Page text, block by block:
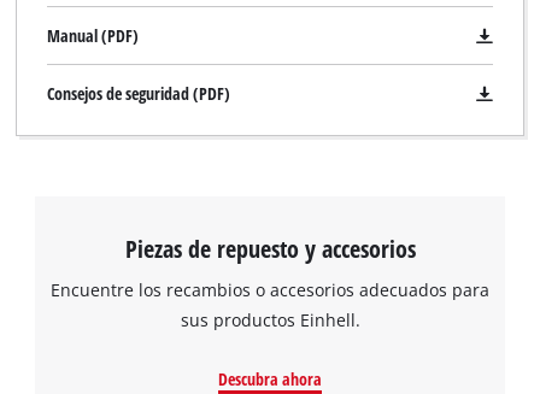
Manual (PDF)
Consejos de seguridad (PDF)
Piezas de repuesto y accesorios
Encuentre los recambios o accesorios adecuados para
sus productos Einhell.
Descubra ahora